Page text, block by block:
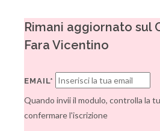
Rimani aggiornato sul
Fara Vicentino
EMAIL*
Quando invii il modulo, controlla la
confermare l'iscrizione